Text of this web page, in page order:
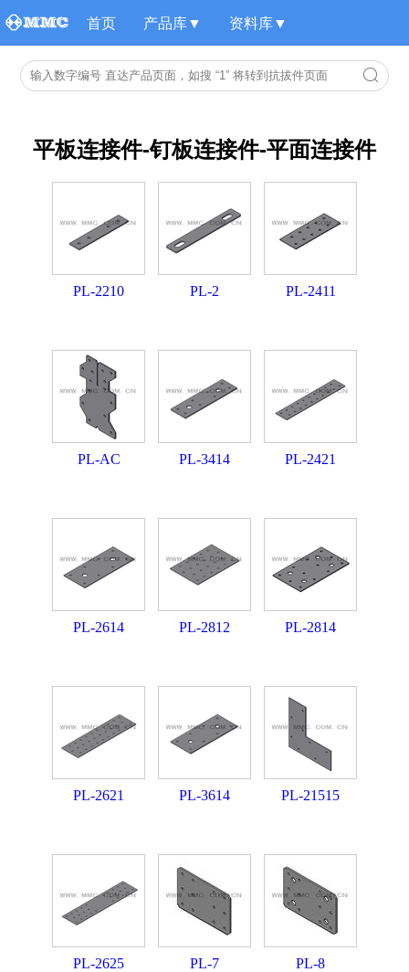
首页 产品库▼ 资料库▼
平板连接件-钉板连接件-平面连接件
PL-2210 PL-2 PL-2411
PL-AC PL-3414 PL-2421
PL-2614 PL-2812 PL-2814
PL-2621 PL-3614 PL-21515
PL-2625 PL-7 PL-8